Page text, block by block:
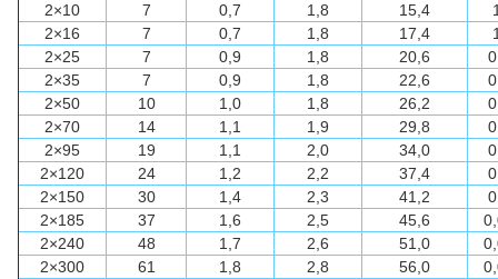
2×10 7 0,7 1,8 15,4
2×16
7 0,7 1,8 17,4
2×25
7 0,9 1,8 20,6
2×35
7 0,9 1,8 22,6
2×50
10 1,0 1,8 26,2
2×70
14 1,1 1,9 29,8
2×95
19 1,1 2,0 34,0
2×120
24 1,2 2,2 37,4
2×150
30 1,4 2,3 41,2
2×185
37 1,6 2,5 45,6
2×240
48 1,7 2,6 51,0
2×300
61 1,8 2,8 56,0